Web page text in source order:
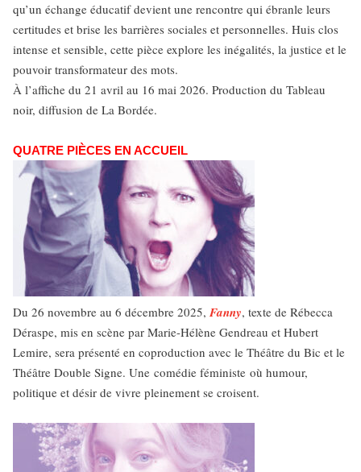
qu’un échange éducatif devient une rencontre qui ébranle leurs
certitudes et brise les barrières sociales et personnelles. Huis clos
intense et sensible, cette pièce explore les inégalités, la justice et le
pouvoir transformateur des mots.
À l’affiche du 21 avril au 16 mai 2026. Production du Tableau
noir, diffusion de La Bordée.
QUATRE PIÈCES EN ACCUEIL
Du 26 novembre au 6 décembre 2025, Fanny, texte de Rébecca
Déraspe, mis en scène par Marie-Hélène Gendreau et Hubert
Lemire, sera présenté en coproduction avec le Théâtre du Bic et le
Théâtre Double Signe. Une comédie féministe où humour,
politique et désir de vivre pleinement se croisent.